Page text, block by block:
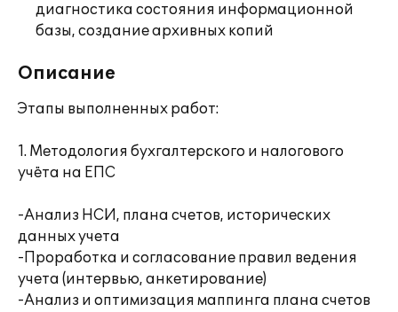
диагностика состояния информационной
базы, создание архивных копий
Описание
Этапы выполненных работ:
1. Методология бухгалтерского и налогового
учёта на ЕПС
-Анализ НСИ, плана счетов, исторических
данных учета
-Проработка и согласование правил ведения
учета (интервью, анкетирование)
-Анализ и оптимизация маппинга плана счетов